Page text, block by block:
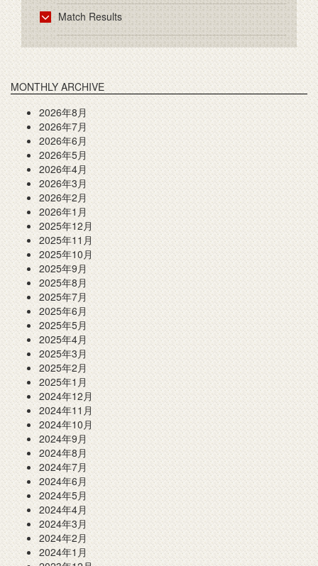
Match Results
MONTHLY ARCHIVE
2026年8月
2026年7月
2026年6月
2026年5月
2026年4月
2026年3月
2026年2月
2026年1月
2025年12月
2025年11月
2025年10月
2025年9月
2025年8月
2025年7月
2025年6月
2025年5月
2025年4月
2025年3月
2025年2月
2025年1月
2024年12月
2024年11月
2024年10月
2024年9月
2024年8月
2024年7月
2024年6月
2024年5月
2024年4月
2024年3月
2024年2月
2024年1月